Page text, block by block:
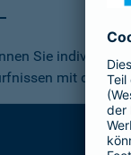
Sie individuell
mit dem